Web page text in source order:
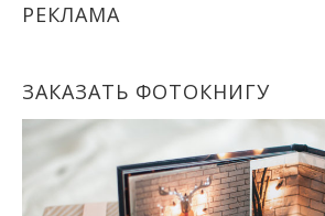
РЕКЛАМА
ЗАКАЗАТЬ ФОТОКНИГУ